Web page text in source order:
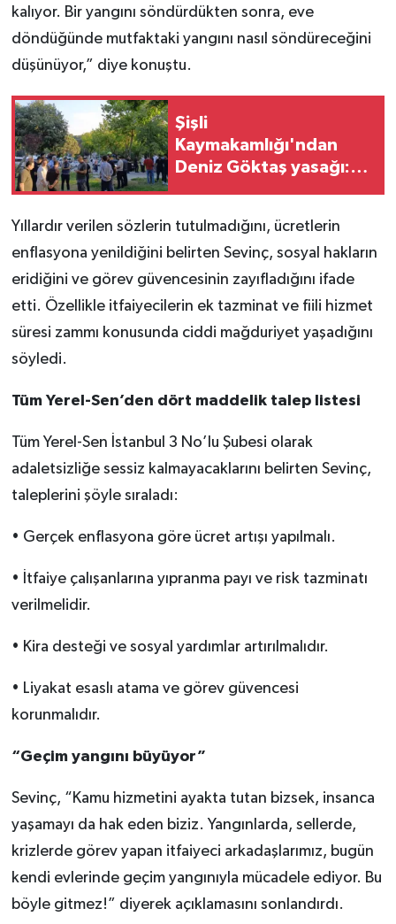
kalıyor. Bir yangını söndürdükten sonra, eve
döndüğünde mutfaktaki yangını nasıl söndüreceğini
düşünüyor,” diye konuştu.
Şişli
Kaymakamlığı'ndan
Deniz Göktaş yasağı:
Yıllardır verilen sözlerin tutulmadığını, ücretlerin
enflasyona yenildiğini belirten Sevinç, sosyal hakların
eridiğini ve görev güvencesinin zayıfladığını ifade
etti. Özellikle itfaiyecilerin ek tazminat ve fiili hizmet
süresi zammı konusunda ciddi mağduriyet yaşadığını
söyledi.
Tüm Yerel-Sen’den dört maddelik talep listesi
Tüm Yerel-Sen İstanbul 3 No’lu Şubesi olarak
adaletsizliğe sessiz kalmayacaklarını belirten Sevinç,
taleplerini şöyle sıraladı:
• Gerçek enflasyona göre ücret artışı yapılmalı.
• İtfaiye çalışanlarına yıpranma payı ve risk tazminatı
verilmelidir.
• Kira desteği ve sosyal yardımlar artırılmalıdır.
• Liyakat esaslı atama ve görev güvencesi
korunmalıdır.
“Geçim yangını büyüyor”
Sevinç, “Kamu hizmetini ayakta tutan bizsek, insanca
yaşamayı da hak eden biziz. Yangınlarda, sellerde,
krizlerde görev yapan itfaiyeci arkadaşlarımız, bugün
kendi evlerinde geçim yangınıyla mücadele ediyor. Bu
böyle gitmez!” diyerek açıklamasını sonlandırdı.